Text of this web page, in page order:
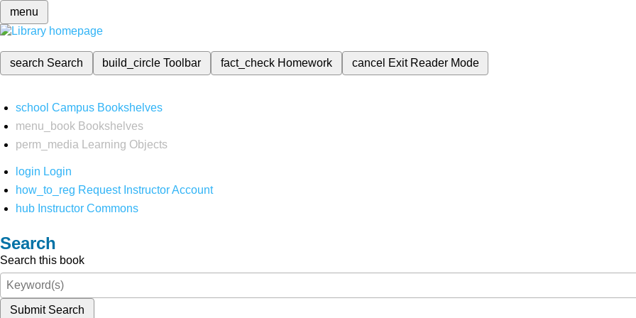
menu
search Search build_circleToolbar fact_check Homework cancel Exit Reader Mode
school Campus Bookshelves
menu_book Bookshelves
perm_media
Learning Objects
login Login
how_to_reg Request Instructor Account
hub Instructor Commons
Search
Search this book
Submit Search